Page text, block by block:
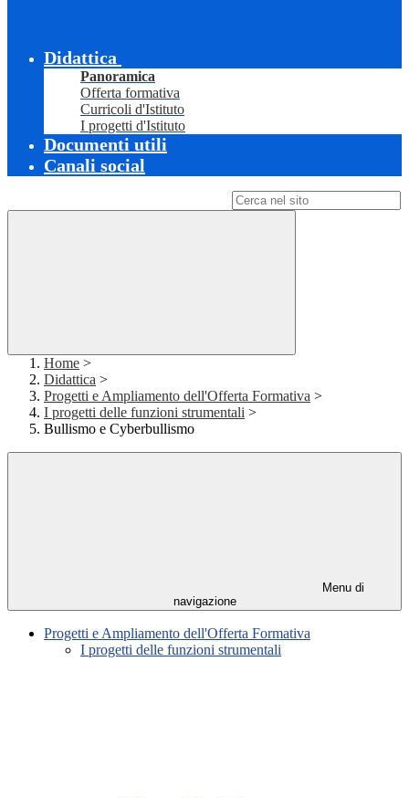
Didattica
Panoramica
Offerta formativa
Curricoli d'Istituto
I progetti d'Istituto
Documenti utili
Canali social
Home >
Didattica >
Progetti e Ampliamento dell'Offerta Formativa >
I progetti delle funzioni strumentali >
Bullismo e Cyberbullismo
Menu di
navigazione
Progetti e Ampliamento dell'Offerta Formativa
I progetti delle funzioni strumentali